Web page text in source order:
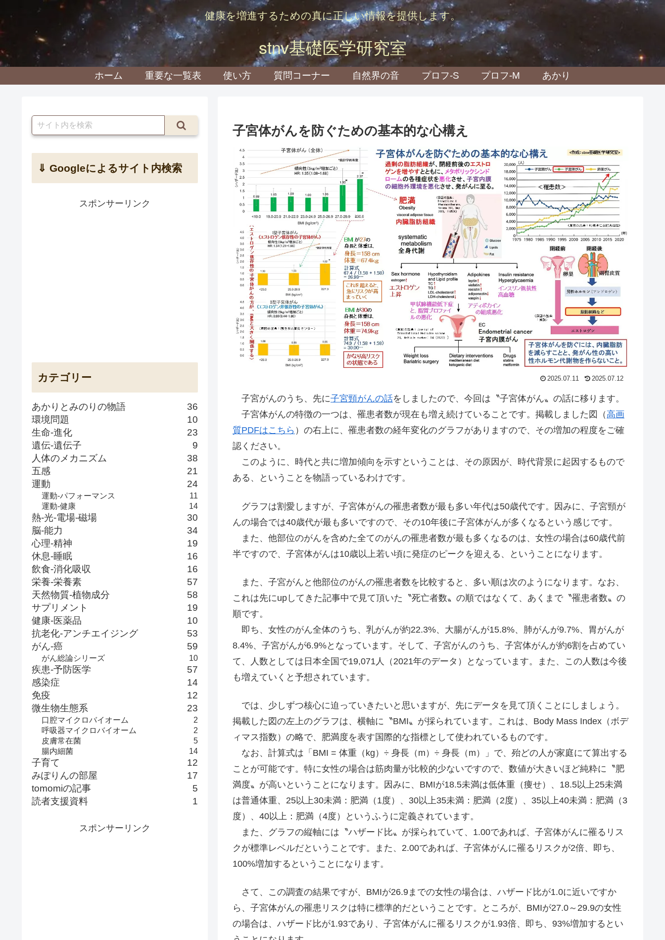
健康を増進するための真に正しい情報を提供します。
stnv基礎医学研究室
ホーム 重要な一覧表 使い方 質問コーナー 自然界の音 プロフ-S プロフ-M あかり
子宮体がんを防ぐための基本的な心構え
2025.07.11 2025.07.12
子宮がんのうち、先に子宮頸がんの話をしましたので、今回は〝子宮体がん〟の話に移ります。
子宮体がんの特徴の一つは、罹患者数が現在も増え続けていることです。掲載しました図（ 高画
質PDFはこちら ）の右上に、罹患者数の経年変化のグラフがありますので、その増加の程度をご確
認ください。
このように、時代と共に増加傾向を示すということは、その原因が、時代背景に起因するもので
ある、ということを物語っているわけです。
グラフは割愛しますが、子宮体がんの罹患者数が最も多い年代は50歳代です。因みに、子宮頸が
んの場合では40歳代が最も多いですので、その10年後に子宮体がんが多くなるという感じです。
また、他部位のがんを含めた全てのがんの罹患者数が最も多くなるのは、女性の場合は60歳代前
半ですので、子宮体がんは10歳以上若い頃に発症のピークを迎える、ということになります。
また、子宮がんと他部位のがんの罹患者数を比較すると、多い順は次のようになります。なお、
これは先にupしてきた記事中で見て頂いた〝死亡者数〟の順ではなくて、あくまで〝罹患者数〟の
順です。
即ち、女性のがん全体のうち、乳がんが約22.3%、大腸がんが15.8%、肺がんが9.7%、胃がんが
8.4%、子宮がんが6.9%となっています。そして、子宮がんのうち、子宮体がんが約6割を占めてい
て、人数としては日本全国で19,071人（2021年のデータ）となっています。また、この人数は今後
も増えていくと予想されています。
では、少しずつ核心に迫っていきたいと思いますが、先にデータを見て頂くことにしましょう。
掲載した図の左上のグラフは、横軸に〝BMI〟が採られています。これは、Body Mass Index（ボデ
ィマス指数）の略で、肥満度を表す国際的な指標として使われているものです。
なお、計算式は「BMI = 体重（kg）÷ 身長（m）÷ 身長（m）」で、殆どの人が家庭にて算出する
ことが可能です。特に女性の場合は筋肉量が比較的少ないですので、数値が大きいほど純粋に〝肥
満度〟が高いということになります。因みに、BMIが18.5未満は低体重（痩せ）、18.5以上25未満
は普通体重、25以上30未満：肥満（1度）、30以上35未満：肥満（2度）、35以上40未満：肥満（3
度）、40以上：肥満（4度）というふうに定義されています。
また、グラフの縦軸には〝ハザード比〟が採られていて、1.00であれば、子宮体がんに罹るリス
クが標準レベルだということです。また、2.00であれば、子宮体がんに罹るリスクが2倍、即ち、
100%増加するということになります。
さて、この調査の結果ですが、BMIが26.9までの女性の場合は、ハザード比が1.0に近いですか
ら、子宮体がんの罹患リスクは特に標準的だということです。ところが、BMIが27.0～29.9の女性
の場合は、ハザード比が1.93であり、子宮体がんに罹るリスクが1.93倍、即ち、93%増加するとい
⇓ Googleによるサイト内検索
スポンサーリンク
カテゴリー
あかりとみのりの物語
36
環境問題
10
生命-進化
23
遺伝-遺伝子
9
人体のメカニズム
38
五感
21
運動
24
運動-パフォーマンス
11
運動-健康
14
熱-光-電場-磁場
30
脳-能力
34
心理-精神
19
休息-睡眠
16
飲食-消化吸収
16
栄養-栄養素
57
天然物質-植物成分
58
サプリメント
19
健康-医薬品
10
抗老化-アンチエイジング
53
がん-癌
59
がん総論シリーズ 10
疾患-予防医学
57
感染症
14
免疫
12
微生物生態系
23
口腔マイクロバイオーム
2
呼吸器マイクロバイオーム
2
皮膚常在菌
5
腸内細菌
14
子育て
12
みぽりんの部屋
17
tomomiの記事
5
読者支援資料
1
スポンサーリンク